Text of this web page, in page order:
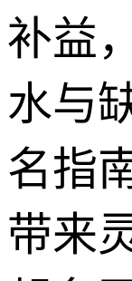
补益
水与
名指
带来